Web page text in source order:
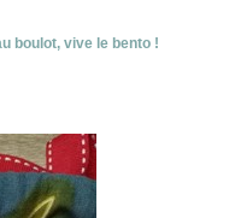
boulot, vive le bento !